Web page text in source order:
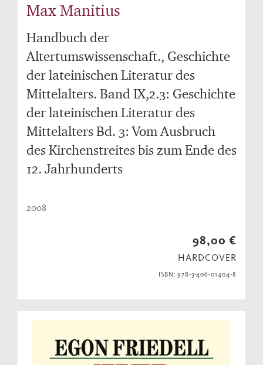
Max Manitius
Handbuch der
Altertumswissenschaft., Geschichte
der lateinischen Literatur des
Mittelalters. Band IX,2.3: Geschichte
der lateinischen Literatur des
Mittelalters Bd. 3: Vom Ausbruch
des Kirchenstreites bis zum Ende des
12. Jahrhunderts
2008
98,00 €
HARDCOVER
ISBN: 978-3-406-01404-8